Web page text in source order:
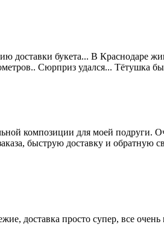
доставки букета... В Краснодаре
Сюрприз удался... Тётушка
композиции для моей подруги.
быструю доставку и обратную
доставка просто супер, все